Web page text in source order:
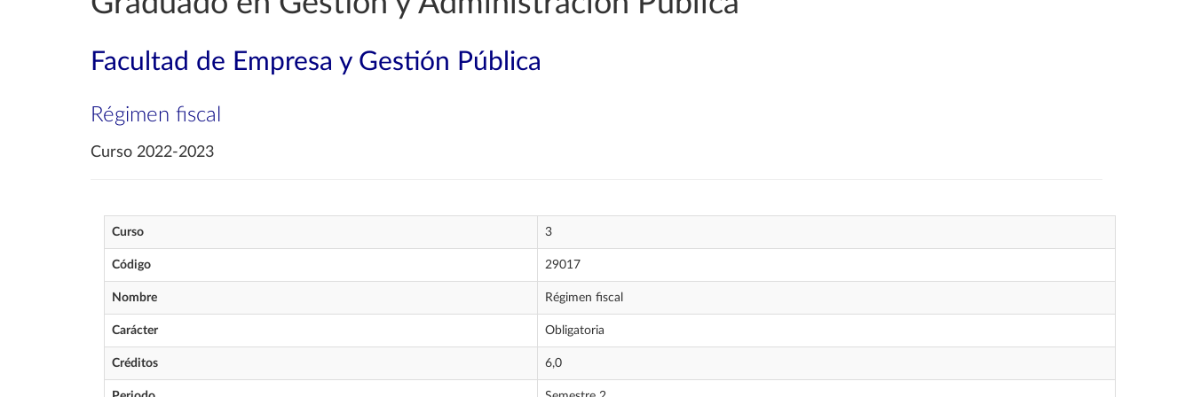
Facultad de Empresa y Gestión Pública
Régimen fiscal
Curso 2022-2023
Curso 3
Código 29017
Nombre Régimen fiscal
Carácter Obligatoria
Créditos 6,0